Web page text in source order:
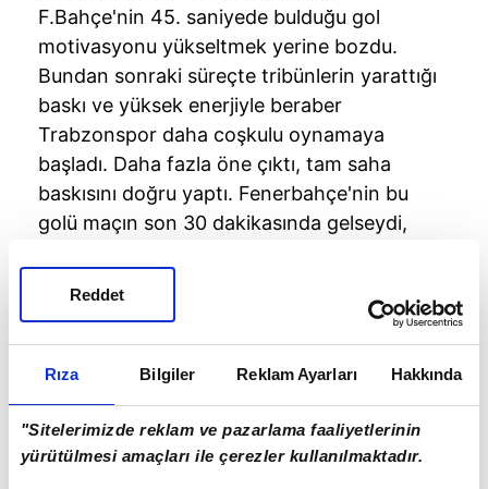
Rıza Bilgiler Reklam Ayarları Hakkında
"Sitelerimizde reklam ve pazarlama faaliyetlerinin
yürütülmesi amaçları ile çerezler kullanılmaktadır.
Reddet
F.Bahçe'nin 45. saniyede bulduğu gol
motivasyonu yükseltmek yerine bozdu.
Bundan sonraki süreçte tribünlerin yarattığı
baskı ve yüksek enerjiyle beraber
Trabzonspor daha coşkulu oynamaya
başladı. Daha fazla öne çıktı, tam saha
baskısını doğru yaptı. Fenerbahçe'nin bu
golü maçın son 30 dakikasında gelseydi,
düzenli bir orta saha anlayışıyla başladı ve
de ilk 25 dakikadan sonra 4-3-3 dizilişine
geçti. ÖzellikleSörlothperformansı ve
kalitesi yine ön plana çıktı. Uzun boylu
olmasına rağmen çevik ve de golü koklayan
bir oyuncu... Bu farkını da istikrarlı oyunu ile